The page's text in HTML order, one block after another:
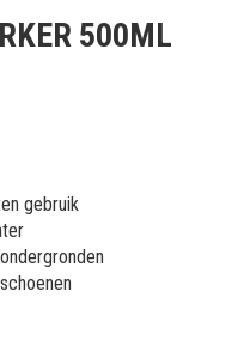
500ML
gebruik